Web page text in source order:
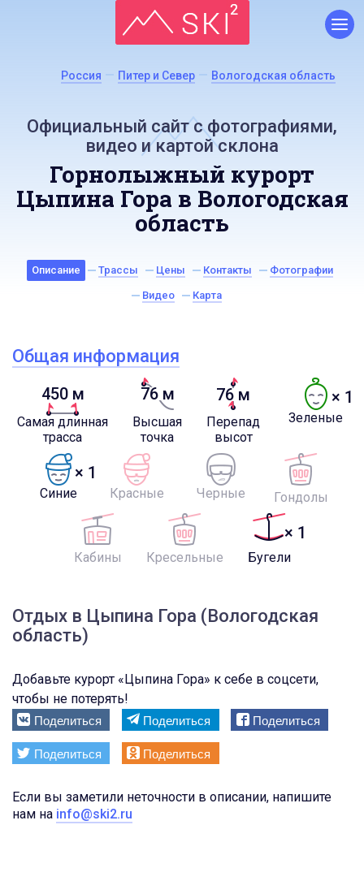
Россия Питер и Север Вологодская область
Официальный сайт с фотографиями,
видео и картой склона
Горнолыжный курорт
Цыпина Гора в Вологодская
область
Описание Трассы Цены Контакты Фотографии
Видео Карта
Общая информация
450 м
Самая длинная
трасса
76 м
Высшая
точка
76 м
Перепад
высот
× 1
Зеленые
× 1
Синие Красные Черные Гондолы
Кабины Кресельные
× 1
Бугели
Отдых в Цыпина Гора (Вологодская
область)
Добавьте курорт «Цыпина Гора» к себе в соцсети,
чтобы не потерять!
Поделиться Поделиться
Поделиться
Поделиться
Поделиться
Если вы заметили неточности в описании, напишите
нам на info@ski2.ru